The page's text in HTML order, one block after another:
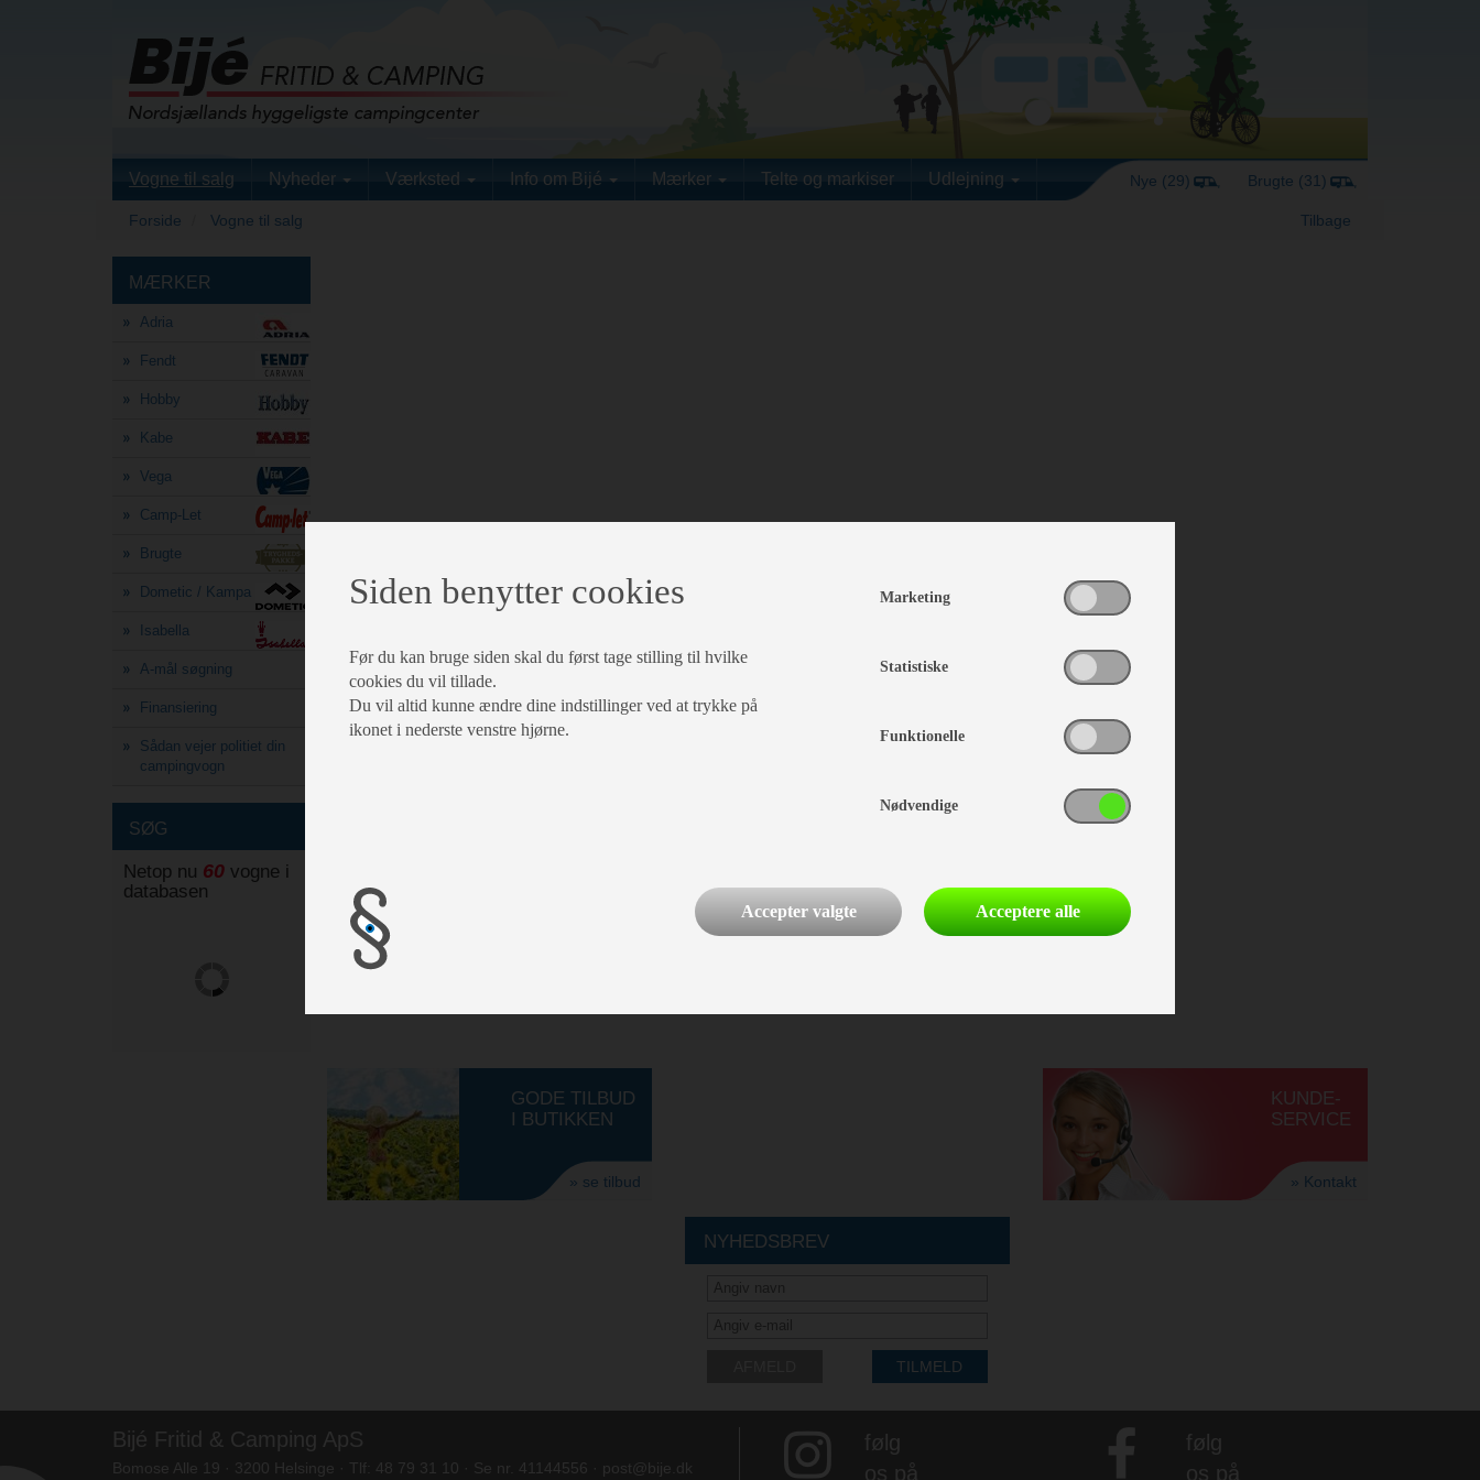
Vogne til salg Nyheder Værksted Info om Bijé Mærker Telte og markiser Udlejning Nye (29) Brugte (31)
Forside Vogne til salg Tilbage
MÆRKER
Adria
Fendt
Hobby
Kabe
Vega
Camp-Let
Brugte
Dometic / Kampa
Isabella
A-mål søgning
Finansiering
Sådan vejer politiet din
campingvogn
SØG
Netop nu 60 vogne i
databasen
GODE TILBUD
I BUTIKKEN
» se tilbud
KUNDE-
SERVICE
» Kontakt
NYHEDSBREV
TILMELD
Bijé Fritid & Camping ApS
Bomose Alle 19 · 3200 Helsinge · Tlf: 48 79 31 10 · Se nr. 41144556 · post@bije.dk
følg
os på
følg
os på
Siden benytter cookies
Før du kan bruge siden skal du først tage stilling til hvilke
cookies du vil tillade.
Du vil altid kunne ændre dine indstillinger ved at trykke på
ikonet i nederste venstre hjørne.
Marketing
Statistiske
Funktionelle
Nødvendige
Accepter valgte Acceptere alle